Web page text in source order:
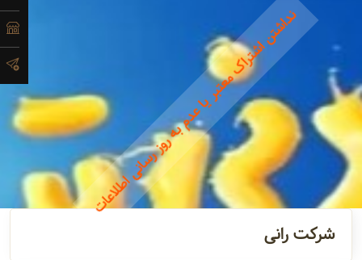
آدرس و
اطلاعات
تماس
مدیران و
مسئولین
گالرینداشتن اشتراک معتبر یا عدم به روز رسانی اطلاعات
شرکت رانی